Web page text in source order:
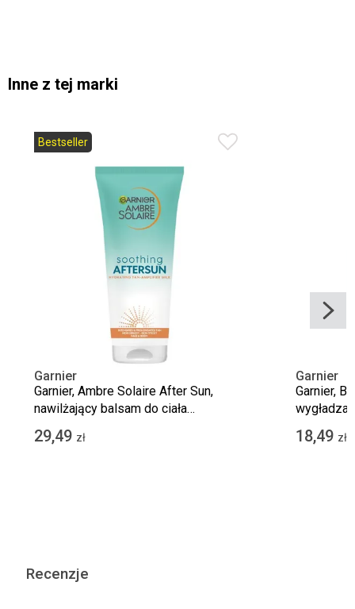
Inne z tej marki
Bestseller
Garnier
Garnier, Ambre Solaire After Sun,
nawilżający balsam do ciała
wzmacniający opaleniznę, 200 ml
29,49 zł
Garnier
Garnier,
200 ml
18,49 zł
Recenzje